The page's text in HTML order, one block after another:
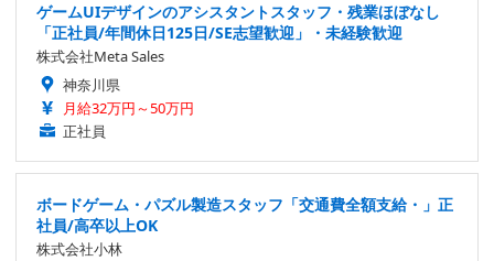
ゲームUIデザインのアシスタントスタッフ・残業ほぼなし
「正社員/年間休日125日/SE志望歓迎」・未経験歓迎
株式会社Meta Sales
神奈川県
月給32万円～50万円
正社員
ボードゲーム・パズル製造スタッフ「交通費全額支給・」正
社員/高卒以上OK
株式会社小林